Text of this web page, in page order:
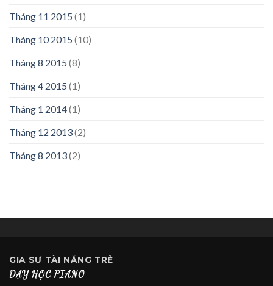
Tháng 11 2015 (1)
Tháng 10 2015 (10)
Tháng 8 2015 (8)
Tháng 4 2015 (1)
Tháng 1 2014(1)
Tháng 12 2013(2)
Tháng 8 2013(2)
GIA SƯ TÀI NĂNG TRẺ
DẠY HỌC PIANO